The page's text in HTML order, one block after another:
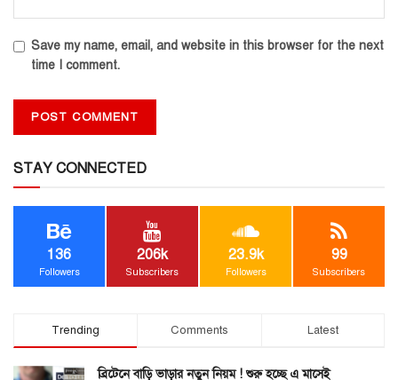
Save my name, email, and website in this browser for the next
time I comment.
STAY CONNECTED
136
Followers
206k
Subscribers
23.9k
Followers
99
Subscribers
Trending Comments Latest
ব্রিটেনে বাড়ি ভাড়ার নতুন নিয়ম ! শুরু হচ্ছে এ মাসেই